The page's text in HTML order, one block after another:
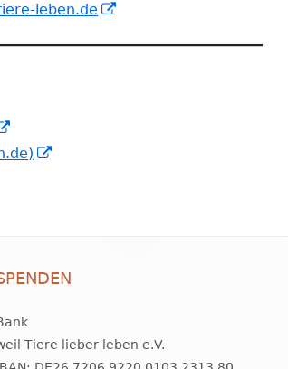
leben.de
neuem
Tiere lieber leben e.V.